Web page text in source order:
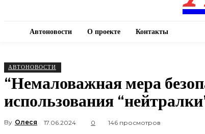
Автоновости О проекте Контакты
АВТОНОВОСТИ
“Немаловажная мера
использования
By Олеся 17.06.2024 0 146 просмотров